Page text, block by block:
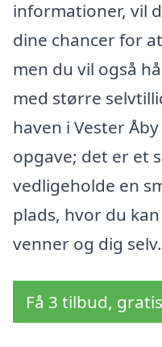
informationer, vil
dine chancer for
men du vil også
med større
haven i Vester
opgave; det er et
vedligeholde en
plads, hvor du
venner og dig selv.
Få 3 tilbud,